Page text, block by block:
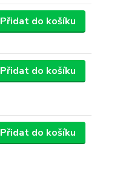
Přidat do košíku
Přidat do košíku
Přidat do košíku